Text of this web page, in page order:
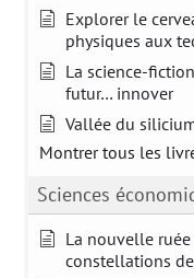
Explorer le
physiques aux
La science-
futur… innover
Vallée du
Montrer tous les
Sciences
La nouvelle ruée
constellations